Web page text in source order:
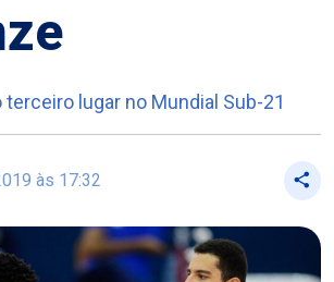
lugar no Mundial Sub-21
às 17:32